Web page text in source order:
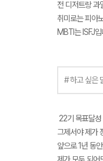
전 디저트랑 과
취미로는 피아
MBTI는 ISFJ
# 하고 싶은
22기 목표달
그제서야 제가
앞으로 1년 동